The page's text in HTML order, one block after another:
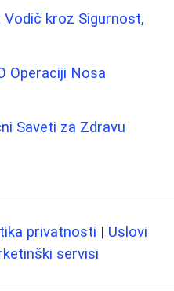
Vodič kroz Sigurnost,
Operaciji Nosa
Saveti za Zdravu
privatnosti | Uslovi
servisi